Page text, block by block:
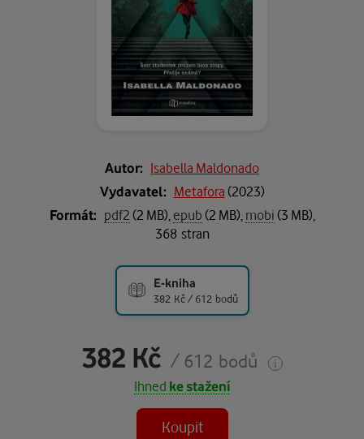
Autor: Isabella Maldonado
Vydavatel: Metafora(2023)
Formát: pdf2(2 MB), epub(2 MB), mobi(3 MB),
368 stran
E-kniha
382 Kč / 612 bodů
382 Kč / 612 bodů
Ihned ke stažení
Koupit